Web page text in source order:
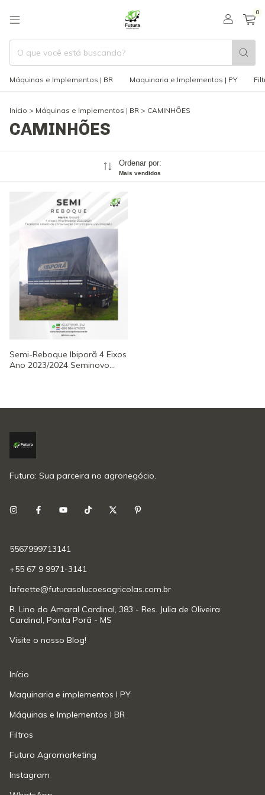
0
Máquinas e Implementos | BR Maquinaria e Implementos | PY
Início > Máquinas e Implementos | BR > CAMINHÕES
CAMINHÕES
Ordenar por:
Mais vendidos
Semi-Reboque Ibiporã 4 Eixos
Ano 2023/2024 Seminovo
Futura: Sua parceira no agronegócio.
5567999713141
+55 67 9 9971-3141
lafaette@futurasolucoesagricolas.com.br
R. Lino do Amaral Cardinal, 383 - Res. Julia de Oliveira
Cardinal, Ponta Porã - MS
Visite o nosso Blog!
Início
Maquinaria e implementos l PY
Máquinas e Implementos l BR
Filtros
Futura Agromarketing
Instagram